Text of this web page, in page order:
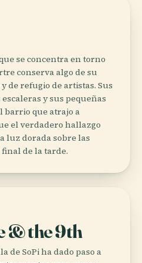
se concentra en torno
conserva algo de su
de refugio de artistas. Sus
y sus pequeñas
barrio que atrajo a
el verdadero hallazgo
luz dorada sobre las
de la tarde.
& the 9th
de SoPi ha dado paso a